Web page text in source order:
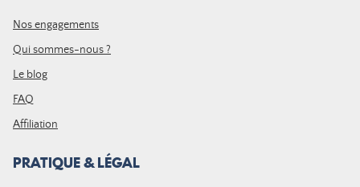
Nos engagements
Qui sommes-nous ?
Le blog
FAQ
Affiliation
PRATIQUE & LÉGAL